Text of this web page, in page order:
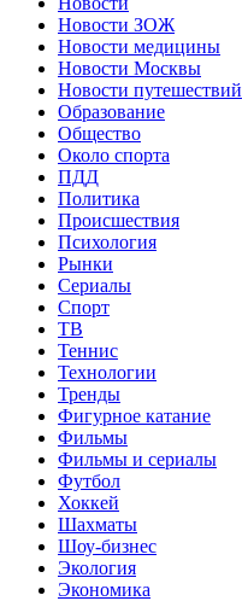
Новости ЗОЖ
Новости медицины
Новости Москвы
Новости путешествий
Образование
Общество
Около спорта
ПДД
Политика
Происшествия
Психология
Рынки
Сериалы
Спорт
ТВ
Теннис
Технологии
Тренды
Фигурное катание
Фильмы
Фильмы и сериалы
Футбол
Хоккей
Шахматы
Шоу-бизнес
Экология
Экономика